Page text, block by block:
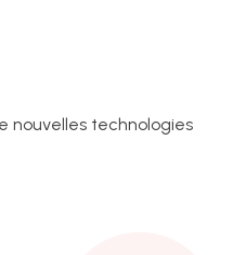
nouvelles technologies